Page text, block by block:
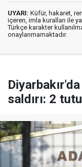
UYARI: Küfür, hakaret,
içeren, imla kuralları ile
Türkçe karakter
onaylanmamaktadır.
saldırı: 2